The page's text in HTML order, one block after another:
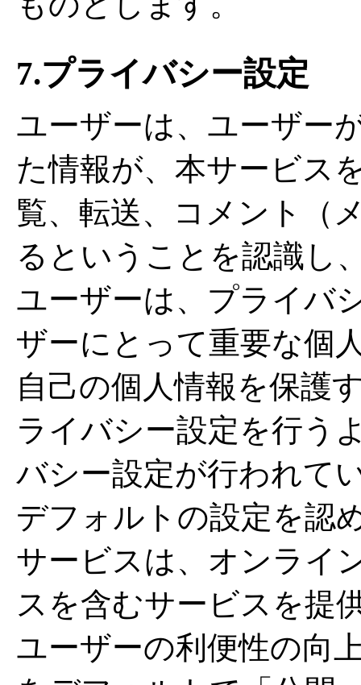
7.プライバシー設定
ユーザーは、ユーザー
た情報が、本サービス
覧、転送、コメント（
るということを認識し
ユーザーは、プライバ
ザーにとって重要な個
自己の個人情報を保護
ライバシー設定を行う
バシー設定が行われて
デフォルトの設定を認
サービスは、オンライ
スを含むサービスを提
ユーザーの利便性の向